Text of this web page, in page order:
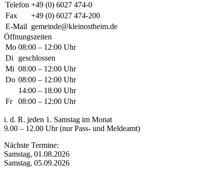
Telefon +49 (0) 6027 474-0
Fax
+49 (0) 6027 474-200
E-Mail gemeinde@kleinostheim.de
Öffnungszeiten
Mo 08:00 – 12:00 Uhr
Di
geschlossen
Mi 08:00 – 12:00 Uhr
Do 08:00 – 12:00 Uhr
14:00 – 18:00 Uhr
Fr
08:00 – 12:00 Uhr
i. d. R. jeden 1. Samstag im Monat
9.00 – 12.00 Uhr (nur Pass- und Meldeamt)
Nächste Termine:
Samstag, 01.08.2026
Samstag, 05.09.2026